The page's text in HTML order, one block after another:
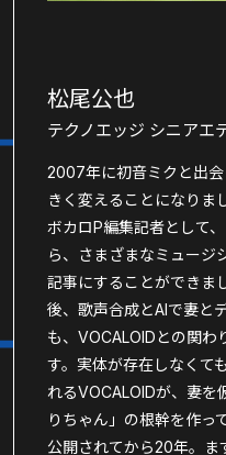
松尾公也
テクノエッジ シニアエ
2007年に初音ミクと出
きく変えることになりま
ボカロP編集記者として
ら、さまざまなミュージ
記事にすることができま
後、歌声合成とAIで妻と
も、VOCALOIDとの関わ
す。実体が存在しなくて
れるVOCALOIDが、妻を
りちゃん」の根幹を作っ
公開されてから20年。ま